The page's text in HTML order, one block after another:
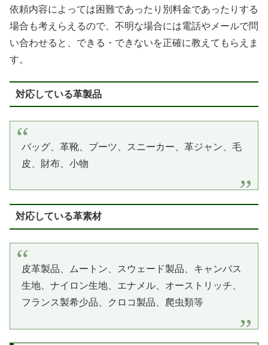
依頼内容によっては困難であったり別料金であったりする
場合も考えらえるので、不明な場合には電話やメールで問
い合わせると、できる・できないを正確に教えてもらえま
す。
対応している革製品
バッグ、革靴、ブーツ、スニーカー、革ジャン、毛
皮、財布、小物
対応している革素材
皮革製品、ムートン、スウェード製品、キャンバス
生地、ナイロン生地、エナメル、オーストリッチ、
フランス製希少品、クロコ製品、爬虫類等